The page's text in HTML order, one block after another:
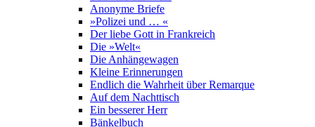
Anonyme Briefe
»Polizei und … «
Der liebe Gott in Frankreich
Die »Welt«
Die Anhängewagen
Kleine Erinnerungen
Endlich die Wahrheit über Remarque
Auf dem Nachttisch
Ein besserer Herr
Bänkelbuch